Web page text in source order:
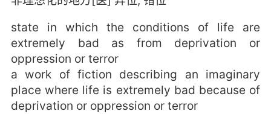
state in which the conditions of life are
extremely bad as from deprivation or
oppression or terror
a work of fiction describing an imaginary
place where life is extremely bad because of
deprivation or oppression or terror